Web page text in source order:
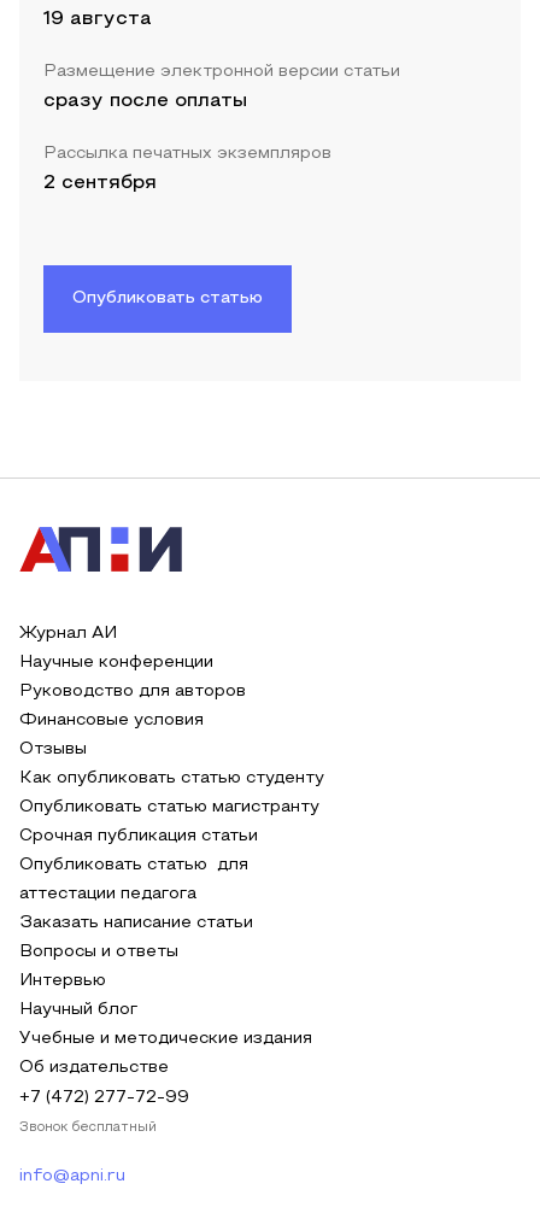
19 августа
Размещение электронной версии статьи
сразу после оплаты
Рассылка печатных экземпляров
2 сентября
Опубликовать статью
Журнал АИ
Научные конференции
Руководство для авторов
Финансовые условия
Отзывы
Как опубликовать статью студенту
Опубликовать статью магистранту
Срочная публикация статьи
Опубликовать статью для
аттестации педагога
Заказать написание статьи
Вопросы и ответы
Интервью
Научный блог
Учебные и методические издания
Об издательстве
+7 (472) 277-72-99
Звонок бесплатный
info@apni.ru